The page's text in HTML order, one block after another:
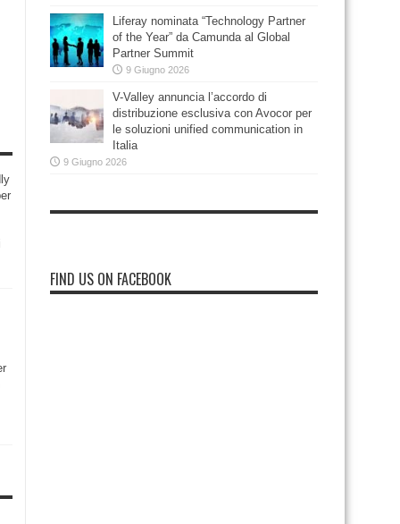
Liferay nominata “Technology Partner
of the Year” da Camunda al Global
Partner Summit
9 Giugno 2026
V-Valley annuncia l’accordo di
distribuzione esclusiva con Avocor per
le soluzioni unified communication in
Italia
9 Giugno 2026
FIND US ON FACEBOOK